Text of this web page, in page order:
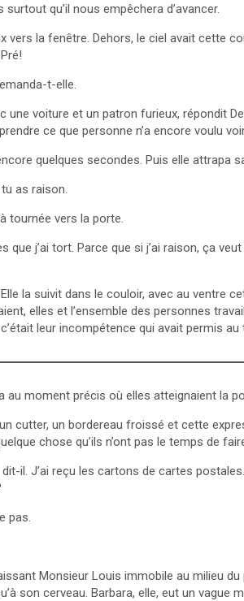
qu’il nous empêchera d’avancer.
vers la fenêtre. Dehors, le ciel avait cette
t-elle.
une voiture et un patron furieux, répondit
ce que personne n’a encore voulu
quelques secondes. Puis elle attrapa
as raison.
tournée vers la porte.
que j’ai tort. Parce que si j’ai raison, ça
la suivit dans le couloir, avec au ventre
elles et l’ensemble des personnes
leur incompétence qui avait permis
au moment précis où elles atteignaient la
cutter, un bordereau froissé et cette
chose qu’ils n’ont pas le temps de
il. J’ai reçu les cartons de cartes
pas.
Monsieur Louis immobile au milieu
son cerveau. Barbara, elle, eut un vague